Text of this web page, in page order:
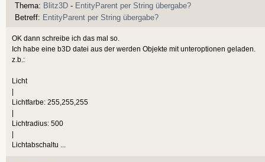
Thema: Blitz3D - EntityParent per String übergabe?
Betreff: EntityParent per String übergabe?
OK dann schreibe ich das mal so.
Ich habe eine b3D datei aus der werden Objekte mit unteroptionen geladen.
z.b.:
Licht
|
Lichtfarbe: 255,255,255
|
Lichtradius: 500
|
Lichtabschaltu ...